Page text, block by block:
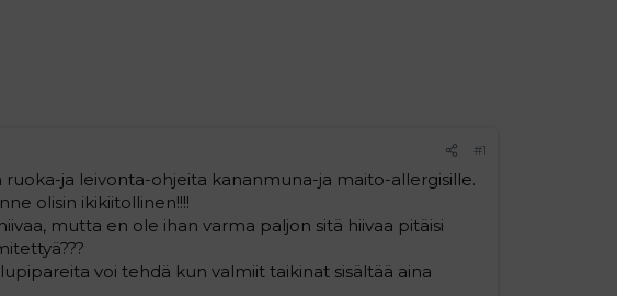
#1
ja leivonta-ohjeita kananmuna-ja maito-allergisille.
olisin ikikiitollinen!!!!
mutta en ole ihan varma paljon sitä hiivaa pitäisi
voi tehdä kun valmiit taikinat sisältää aina